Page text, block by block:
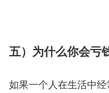
五）为什么你会亏
如果一个人在生活中